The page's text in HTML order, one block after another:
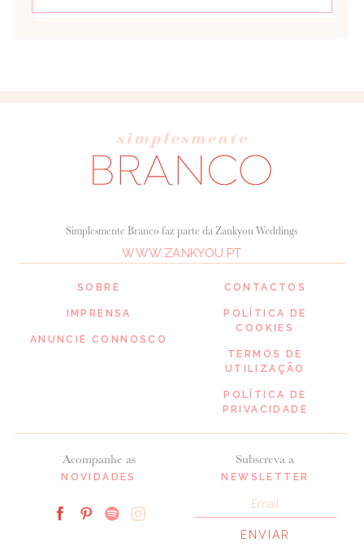
SOBRE
IMPRENSA
ANUNCIE CONNOSCO
Acompanhe as
NOVIDADES
Simplesmente Branco faz parte da Zankyou Weddings
WWW.ZANKYOU.PT
Subscreva a
NEWSLETTER
CONTACTOS
POLÍTICA DE
COOKIES
TERMOS DE
UTILIZAÇÃO
POLÍTICA DE
PRIVACIDADE